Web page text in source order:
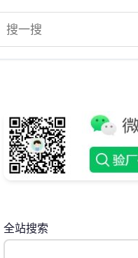
for:
全站搜索